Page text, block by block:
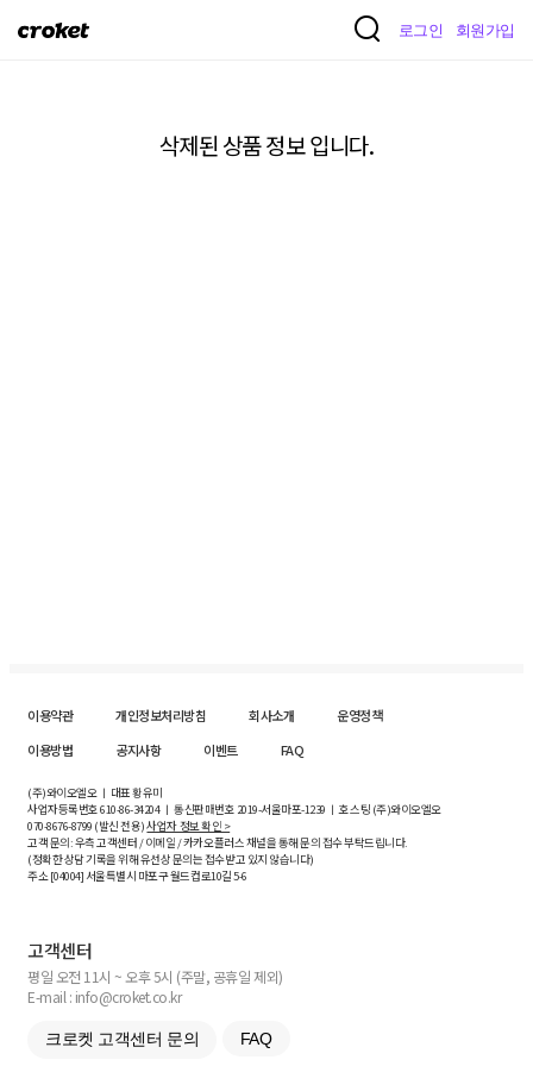
크
로그인 회원가입
삭제된 상품 정보 입니다.
이용약관 개인정보처리방침 회사소개
운영정책
이용방법
공지사항 이벤트 FAQ
(주)와이오엘오 ㅣ 대표 황유미
사업자등록번호610-86-34204ㅣ 통신판매번호 2019-서울마포-1239 ㅣ 호스팅 (주)와이오엘오
070-8676-8799 (발신 전용)사업자 정보 확인 >
고객 문의: 우측 고객센터 / 이메일 / 카카오플러스 채널을 통해 문의 접수 부탁드립니다.
(정확한 상담 기록을 위해 유선상 문의는 접수받고 있지 않습니다)
주소 [04004] 서울특별시 마포구 월드컵로10길5-6
고객센터
평일 오전 11시 ~ 오후 5시 (주말, 공휴일 제외)
E-mail : info@croket.co.kr
크로켓 고객센터 문의 FAQ